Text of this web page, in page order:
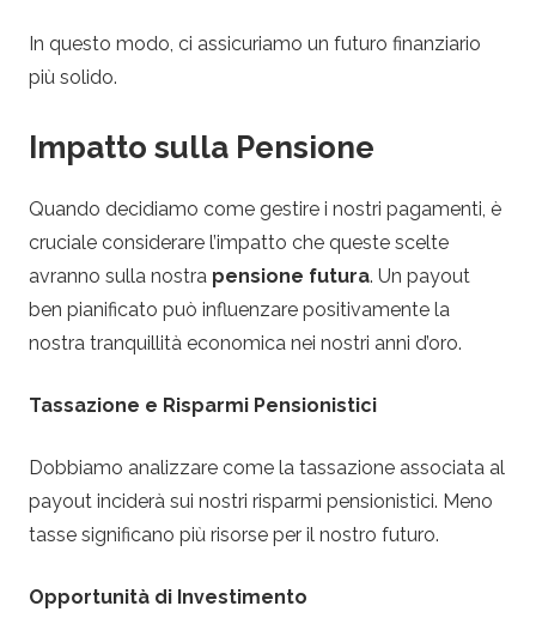
In questo modo, ci assicuriamo un futuro finanziario
più solido.
Impatto sulla Pensione
Quando decidiamo come gestire i nostri pagamenti, è
cruciale considerare l’impatto che queste scelte
avranno sulla nostra pensione futura. Un payout
ben pianificato può influenzare positivamente la
nostra tranquillità economica nei nostri anni d’oro.
Tassazione e Risparmi Pensionistici
Dobbiamo analizzare come la tassazione associata al
payout inciderà sui nostri risparmi pensionistici. Meno
tasse significano più risorse per il nostro futuro.
Opportunità di Investimento